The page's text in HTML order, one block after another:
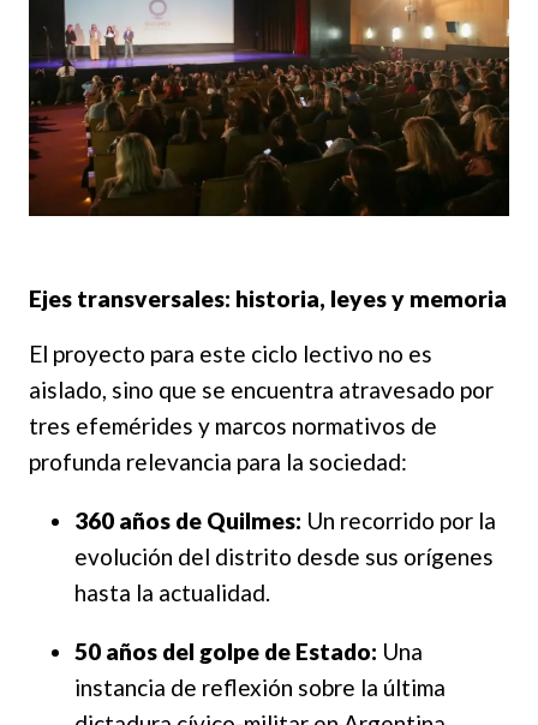
Ejes transversales: historia, leyes y memoria
El proyecto para este ciclo lectivo no es
aislado, sino que se encuentra atravesado por
tres efemérides y marcos normativos de
profunda relevancia para la sociedad:
360 años de Quilmes: Un recorrido por la
evolución del distrito desde sus orígenes
hasta la actualidad.
50 años del golpe de Estado: Una
instancia de reflexión sobre la última